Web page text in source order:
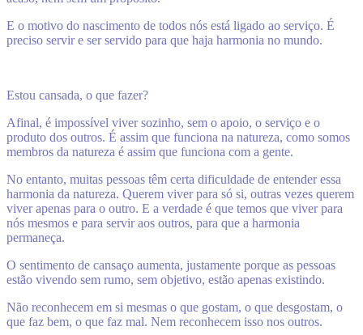
E o motivo do nascimento de todos nós está ligado ao serviço. É
preciso servir e ser servido para que haja harmonia no mundo.
Estou cansada, o que fazer?
Afinal, é impossível viver sozinho, sem o apoio, o serviço e o
produto dos outros. É assim que funciona na natureza, como somos
membros da natureza é assim que funciona com a gente.
No entanto, muitas pessoas têm certa dificuldade de entender essa
harmonia da natureza. Querem viver para só si, outras vezes querem
viver apenas para o outro. E a verdade é que temos que viver para
nós mesmos e para servir aos outros, para que a harmonia
permaneça.
O sentimento de cansaço aumenta, justamente porque as pessoas
estão vivendo sem rumo, sem objetivo, estão apenas existindo.
Não reconhecem em si mesmas o que gostam, o que desgostam, o
que faz bem, o que faz mal. Nem reconhecem isso nos outros.